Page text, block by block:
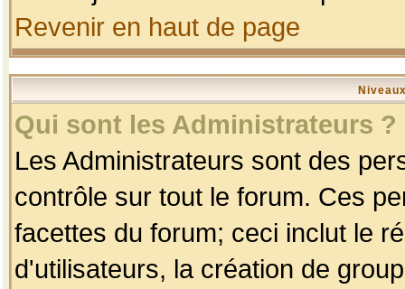
Revenir en haut de page
Qui sont les Administrateurs ?
Les Administrateurs sont des
contrôle sur tout le forum. Ces
facettes du forum; ceci inclut le
d'utilisateurs, la création de